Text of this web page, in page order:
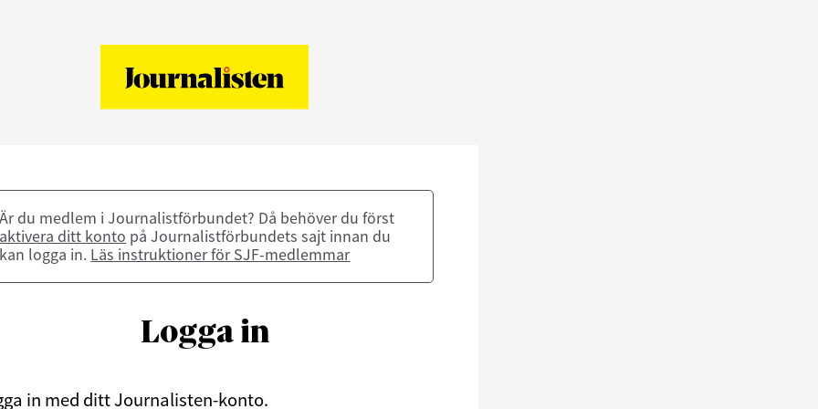
Är du medlem i Journalistförbundet? Då behöver du först
aktivera ditt konto på Journalistförbundets sajt innan du
kan logga in. Läs instruktioner för SJF-medlemmar
Logga in
in med ditt Journalisten-konto.